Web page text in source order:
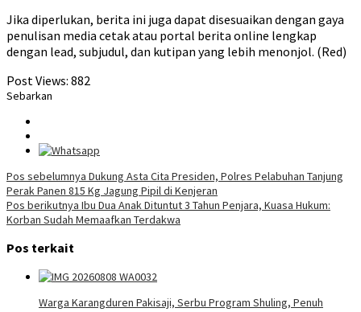
Jika diperlukan, berita ini juga dapat disesuaikan dengan gaya
penulisan media cetak atau portal berita online lengkap
dengan lead, subjudul, dan kutipan yang lebih menonjol. (Red)
Post Views: 882
Sebarkan
Navigasi
pos
Pos sebelumnya Dukung Asta Cita Presiden, Polres Pelabuhan Tanjung
Perak Panen 815 Kg Jagung Pipil di Kenjeran
Pos berikutnya Ibu Dua Anak Dituntut 3 Tahun Penjara, Kuasa Hukum:
Korban Sudah Memaafkan Terdakwa
Pos terkait
Warga Karangduren Pakisaji, Serbu Program Shuling, Penuh